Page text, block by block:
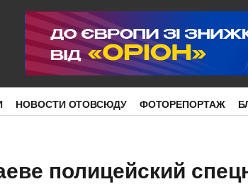
НОВОСТИ ОТОВСЮДУ ФОТОРЕПОРТАЖ
полицейский